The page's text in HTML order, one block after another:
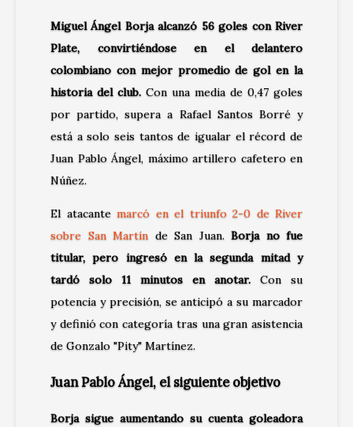
Miguel Ángel Borja alcanzó 56 goles con River
Plate, convirtiéndose en el delantero
colombiano con mejor promedio de gol en la
historia del club. Con una media de 0,47 goles
por partido, supera a Rafael Santos Borré y
está a solo seis tantos de igualar el récord de
Juan Pablo Ángel, máximo artillero cafetero en
Núñez.
El atacante marcó en el triunfo 2-0 de River
sobre San Martín de San Juan. Borja no fue
titular, pero ingresó en la segunda mitad y
tardó solo 11 minutos en anotar. Con su
potencia y precisión, se anticipó a su marcador
y definió con categoría tras una gran asistencia
de Gonzalo "Pity" Martínez.
Juan Pablo Ángel, el siguiente objetivo
Borja sigue aumentando su cuenta goleadora